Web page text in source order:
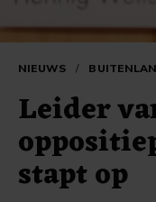
NIEUWS /
Leider
stapt op